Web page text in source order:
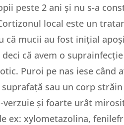
peste 2 ani și nu s-a
local este un
mucii au fost inițial
că avem o
Puroi pe nas iese când
sau un corp
verzuie și foarte urât
ex: xylometazolina,